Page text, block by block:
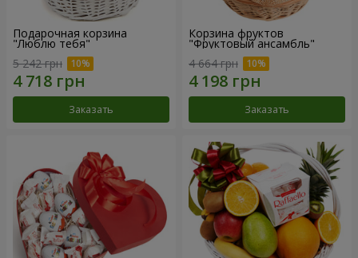
Подарочная корзина
"Люблю тебя"
5 242 грн
Заказать
Корзина фруктов
"Фруктовый ансамбль"
4 664 грн
Заказать